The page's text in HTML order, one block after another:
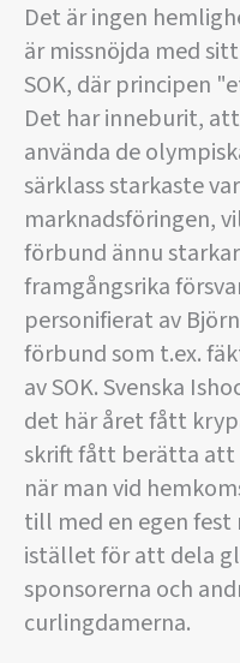
Det är ingen
är missnöjda med
SOK, där principen
Det har inneburit,
använda de
särklass starkaste
marknadsföringen,
förbund ännu
framgångsrika
personifierat av
förbund som t.ex.
av SOK. Svenska
det här året fått
skrift fått berätta att
när man vid
till med en egen fest
istället för att dela
sponsorerna och
curlingdamerna.